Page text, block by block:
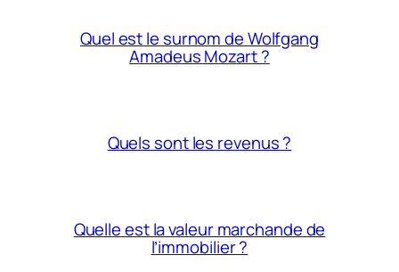
Quel est le surnom de Wolfgang
Amadeus Mozart ?
Quels sont les revenus ?
Quelle est la valeur marchande de
l’immobilier ?